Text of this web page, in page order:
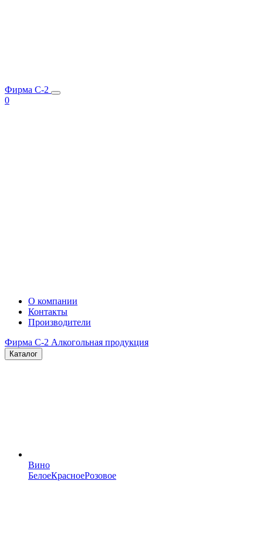
Фирма C-2
0
О компании
Контакты
Производители
Фирма C-2 Алкогольная продукция
Каталог
Вино
БелоеКрасноеРозовое